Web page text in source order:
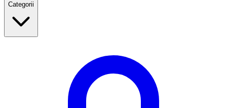
Categorii